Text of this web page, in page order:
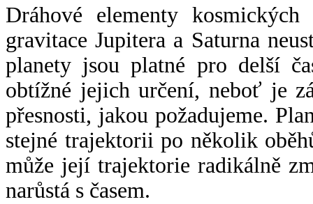
Dráhové elementy
gravitace Jupitera a Saturna
planety jsou platné pro delší
obtížné jejich určení, neboť je
přesnosti, jakou požadujeme.
stejné trajektorii po několik
může její trajektorie radikálně
narůstá s časem.